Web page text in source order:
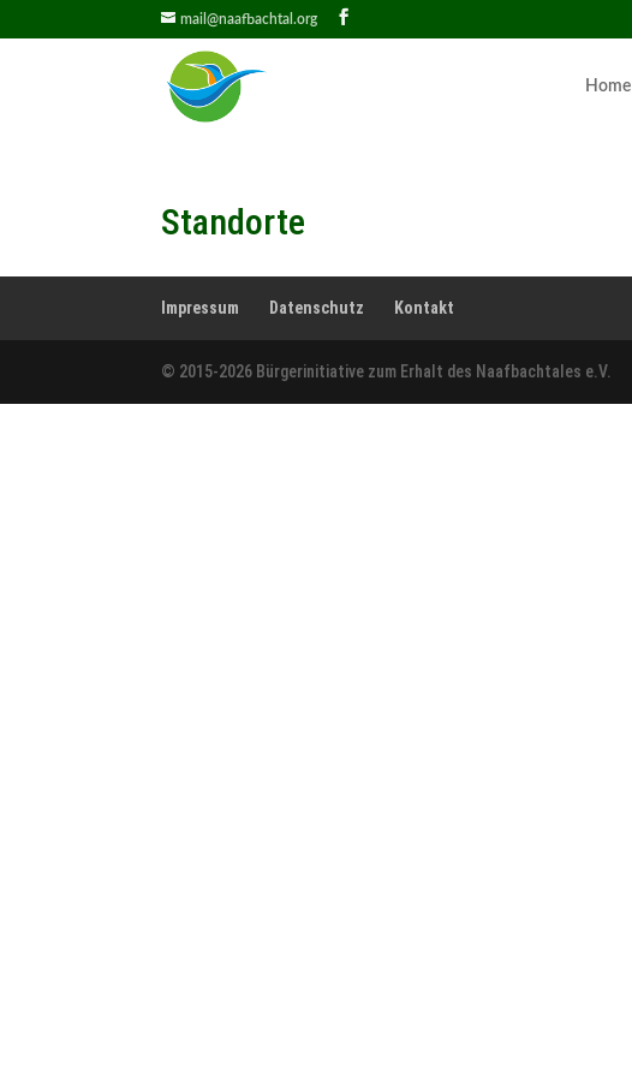
mail@naafbachtal.org
Home
Standorte
Impressum Datenschutz Kontakt
© 2015-2026 Bürgerinitiative zum Erhalt des Naafbachtales e.V.